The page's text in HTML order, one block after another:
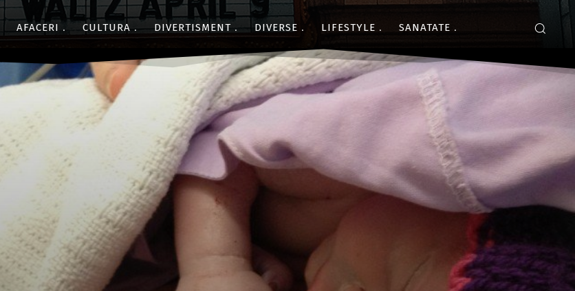
AFACERI CULTURA DIVERTISMENT DIVERSE LIFESTYLE SANATATE